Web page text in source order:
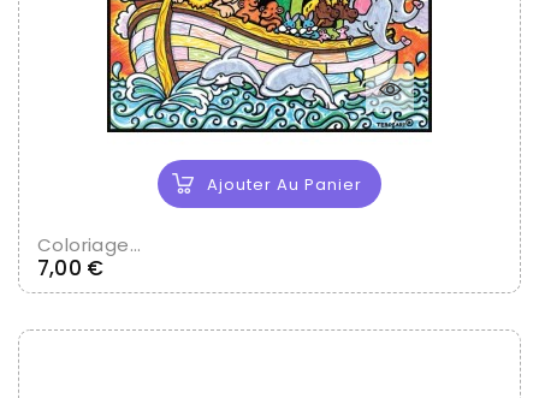
Ajouter Au Panier
Coloriage...
7,00 €Prix